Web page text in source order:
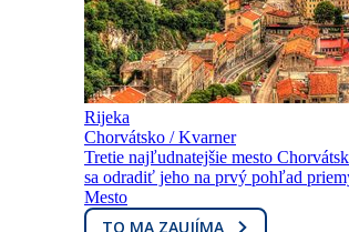
Rijeka
Chorvátsko / Kvarner
Tretie najľudnatejšie mesto
sa odradiť jeho na prvý pohľad
Mesto
TO MA ZAUJÍMA